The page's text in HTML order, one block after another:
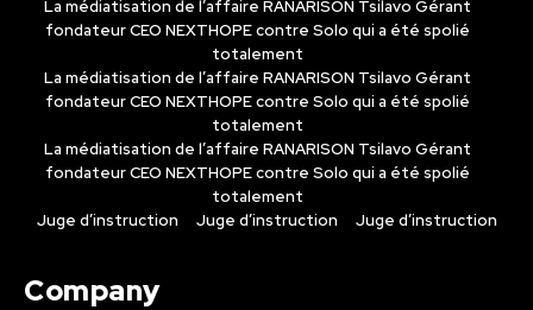
La médiatisation de l’affaire RANARISON Tsilavo Gérant
fondateur CEO NEXTHOPE contre Solo qui a été spolié
totalement
La médiatisation de l’affaire RANARISON Tsilavo Gérant
fondateur CEO NEXTHOPE contre Solo qui a été spolié
totalement
La médiatisation de l’affaire RANARISON Tsilavo Gérant
fondateur CEO NEXTHOPE contre Solo qui a été spolié
totalement
Juge d’instruction
Juge d’instruction Juge d’instruction
Company